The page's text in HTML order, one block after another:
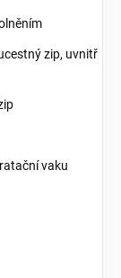
zip, uvnitř
vaku